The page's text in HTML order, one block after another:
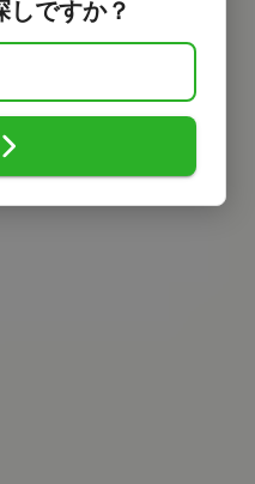
しですか？